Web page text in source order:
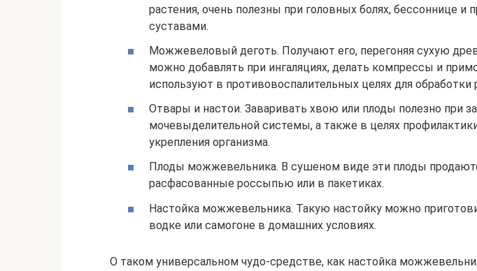
растения, очень полезны при головных болях, бессоннице и
суставами.
Можжевеловый деготь. Получают его, перегоняя сухую
можно добавлять при ингаляциях, делать компрессы и
используют в противовоспалительных целях для обработки
Отвары и настои. Заваривать хвою или плоды полезно при
мочевыделительной системы, а также в целях
укрепления организма.
Плоды можжевельника. В сушеном виде эти плоды
расфасованные россыпью или в пакетиках.
Настойка можжевельника. Такую настойку можно
водке или самогоне в домашних условиях.
О таком универсальном чудо-средстве, как настойка